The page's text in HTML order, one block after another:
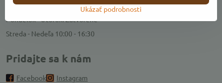
Predajňa
Pondelok - Utorok: Zatvorené
Streda - Nedeľa 10:00 - 16:30
Pridajte sa k nám
Facebook Instagram
Ukázať podrobnosti